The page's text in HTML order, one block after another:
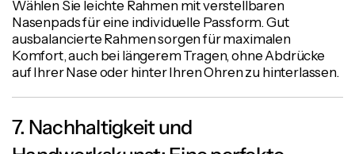
Wählen Sie leichte Rahmen mit verstellbaren
Nasenpads für eine individuelle Passform. Gut
ausbalancierte Rahmen sorgen für maximalen
Komfort, auch bei längerem Tragen, ohne Abdrücke
auf Ihrer Nase oder hinter Ihren Ohren zu hinterlassen.
7. Nachhaltigkeit und